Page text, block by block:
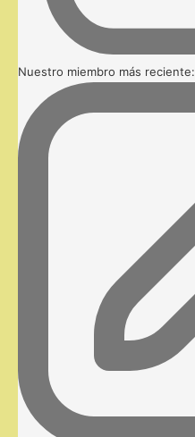
Nuestro miembro más reciente: